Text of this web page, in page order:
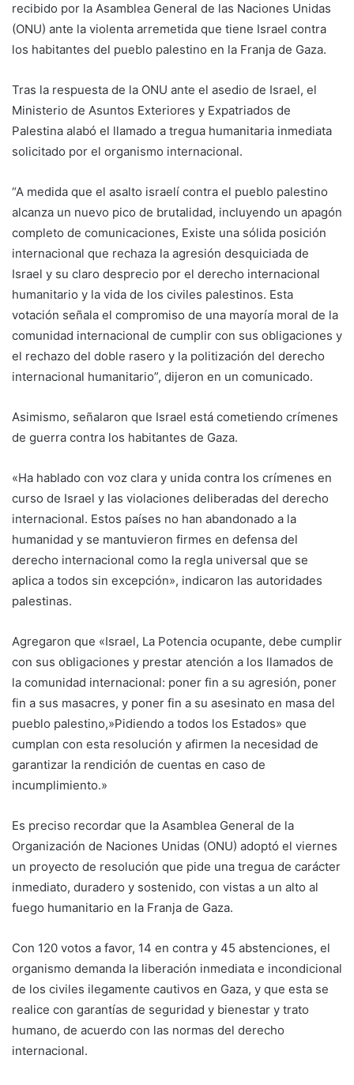
recibido por la Asamblea General de las Naciones Unidas
(ONU) ante la violenta arremetida que tiene Israel contra
los habitantes del pueblo palestino en la Franja de Gaza.
Tras la respuesta de la ONU ante el asedio de Israel, el
Ministerio de Asuntos Exteriores y Expatriados de
Palestina alabó el llamado a tregua humanitaria inmediata
solicitado por el organismo internacional.
“A medida que el asalto israelí contra el pueblo palestino
alcanza un nuevo pico de brutalidad, incluyendo un apagón
completo de comunicaciones, Existe una sólida posición
internacional que rechaza la agresión desquiciada de
Israel y su claro desprecio por el derecho internacional
humanitario y la vida de los civiles palestinos. Esta
votación señala el compromiso de una mayoría moral de la
comunidad internacional de cumplir con sus obligaciones y
el rechazo del doble rasero y la politización del derecho
internacional humanitario”, dijeron en un comunicado.
Asimismo, señalaron que Israel está cometiendo crímenes
de guerra contra los habitantes de Gaza.
«Ha hablado con voz clara y unida contra los crímenes en
curso de Israel y las violaciones deliberadas del derecho
internacional. Estos países no han abandonado a la
humanidad y se mantuvieron firmes en defensa del
derecho internacional como la regla universal que se
aplica a todos sin excepción», indicaron las autoridades
palestinas.
Agregaron que «Israel, La Potencia ocupante, debe cumplir
con sus obligaciones y prestar atención a los llamados de
la comunidad internacional: poner fin a su agresión, poner
fin a sus masacres, y poner fin a su asesinato en masa del
pueblo palestino,»Pidiendo a todos los Estados» que
cumplan con esta resolución y afirmen la necesidad de
garantizar la rendición de cuentas en caso de
incumplimiento.»
Es preciso recordar que la Asamblea General de la
Organización de Naciones Unidas (ONU) adoptó el viernes
un proyecto de resolución que pide una tregua de carácter
inmediato, duradero y sostenido, con vistas a un alto al
fuego humanitario en la Franja de Gaza.
Con 120 votos a favor, 14 en contra y 45 abstenciones, el
organismo demanda la liberación inmediata e incondicional
de los civiles ilegamente cautivos en Gaza, y que esta se
realice con garantías de seguridad y bienestar y trato
humano, de acuerdo con las normas del derecho
internacional.